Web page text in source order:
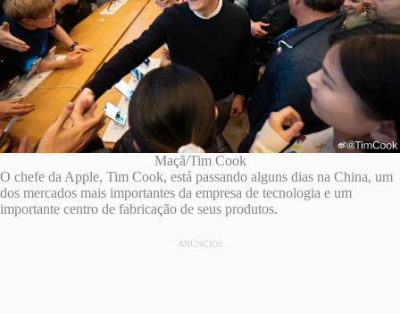
Maçã/Tim Cook
O chefe da Apple, Tim Cook, está passando alguns dias na China, um
dos mercados mais importantes da empresa de tecnologia e um
importante centro de fabricação de seus produtos.
ANÚNCIOS